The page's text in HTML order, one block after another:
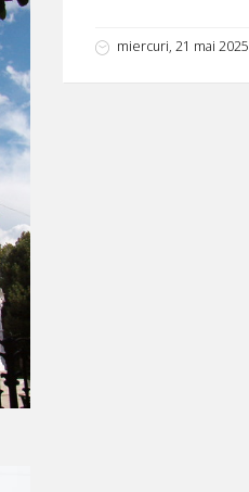
miercuri, 21 mai 2025